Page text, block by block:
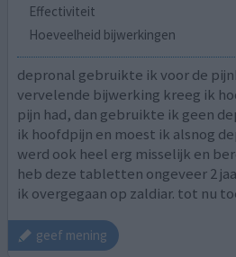
Effectiviteit
Hoeveelheid bijwerkingen
depronal gebruikte ik voor de
vervelende bijwerking kreeg ik
pijn had, dan gebruikte ik geen
ik hoofdpijn en moest ik alsnog
werd ook heel erg misselijk en
heb deze tabletten ongeveer 2
ik overgegaan op zaldiar. tot nu
geef mening